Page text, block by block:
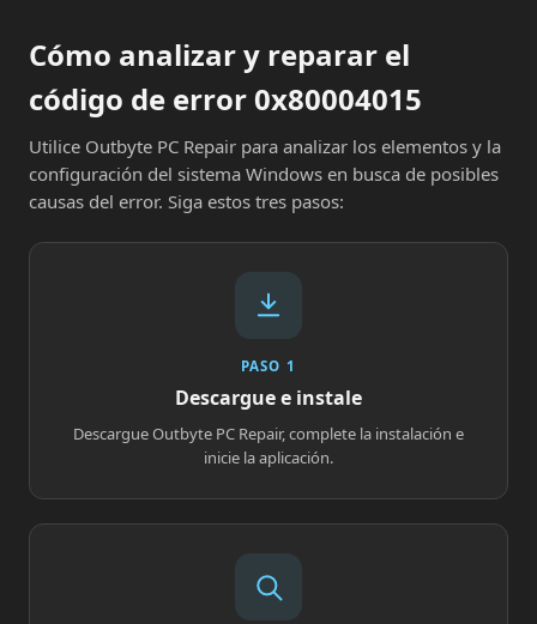
Cómo analizar y reparar el
código de error 0x80004015
Utilice Outbyte PC Repair para analizar los elementos y la
configuración del sistema Windows en busca de posibles
causas del error. Siga estos tres pasos:
PASO 1
Descargue e instale
Descargue Outbyte PC Repair, complete la instalación e
inicie la aplicación.